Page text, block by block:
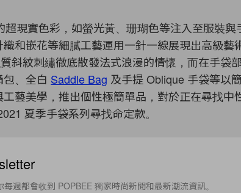
超現實色彩，如螢光黃、珊瑚色等注入至服裝與
和嵌花等細膩工藝運用一針一線展現出高級藝
斜紋刺繡徹底散發法式浪漫的情懷，而在手袋
、全白 Saddle Bag 及手提 Oblique 手袋等以
藝美學，推出個性極簡單品，對於正在尋找中
夏季手袋系列尋找命定款。
週都會收到 POPBEE 獨家時尚新聞和最新潮流資訊。